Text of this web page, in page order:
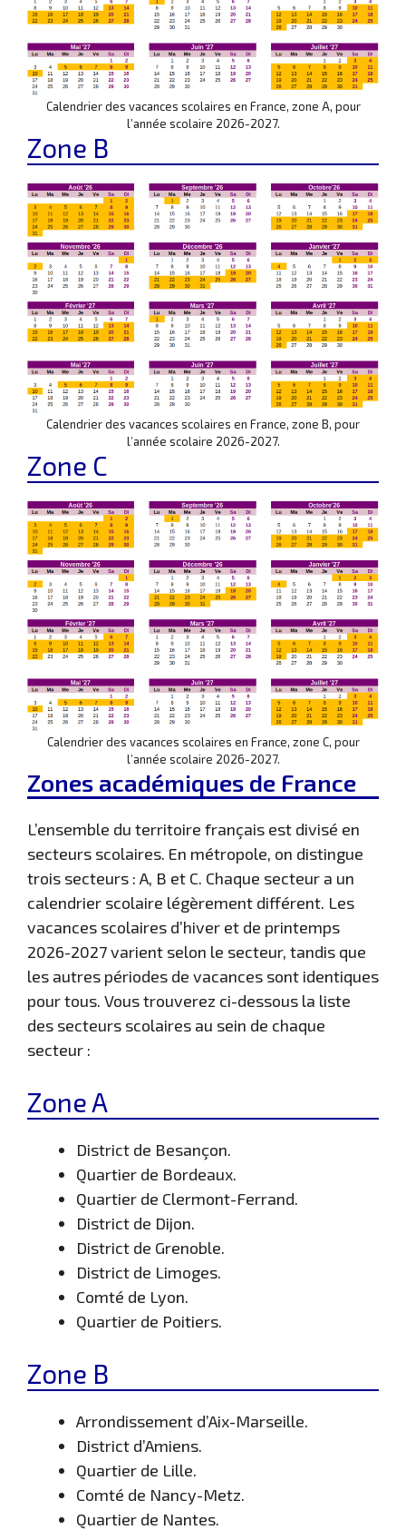
Calendrier des vacances scolaires en France, zone A, pour
l’année scolaire 2026-2027.
Zone B
Calendrier des vacances scolaires en France, zone B, pour
l’année scolaire 2026-2027.
Zone C
Calendrier des vacances scolaires en France, zone C, pour
l’année scolaire 2026-2027.
Zones académiques de France
L’ensemble du territoire français est divisé en
secteurs scolaires. En métropole, on distingue
trois secteurs : A, B et C. Chaque secteur a un
calendrier scolaire légèrement différent. Les
vacances scolaires d’hiver et de printemps
2026-2027 varient selon le secteur, tandis que
les autres périodes de vacances sont identiques
pour tous. Vous trouverez ci-dessous la liste
des secteurs scolaires au sein de chaque
secteur :
Zone A
District de Besançon.
Quartier de Bordeaux.
Quartier de Clermont-Ferrand.
District de Dijon.
District de Grenoble.
District de Limoges.
Comté de Lyon.
Quartier de Poitiers.
Zone B
Arrondissement d’Aix-Marseille.
District d’Amiens.
Quartier de Lille.
Comté de Nancy-Metz.
Quartier de Nantes.